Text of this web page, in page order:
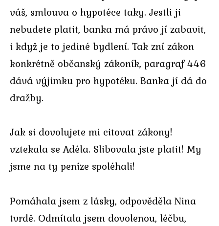
váš, smlouva o hypotéce taky. Jestli ji
nebudete platit, banka má právo jí zabavit,
i když je to jediné bydlení. Tak zní zákon
konkrétně občanský zákoník, paragraf 446
dává výjimku pro hypotéku. Banka jí dá do
dražby.
Jak si dovolujete mi citovat zákony!
vztekala se Adéla. Slibovala jste platit! My
jsme na ty peníze spoléhali!
Pomáhala jsem z lásky, odpověděla Nina
tvrdě. Odmítala jsem dovolenou, léčbu,